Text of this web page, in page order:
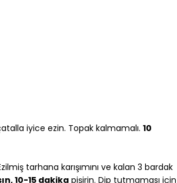
iyice ezin. Topak kalmamalı. 10
tarhana karışımını ve kalan 3 bardak
10-15 dakika pişirin. Dip tutmaması için